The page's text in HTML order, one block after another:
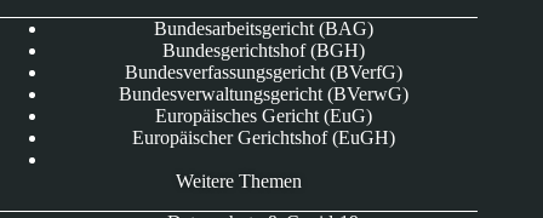
Bundesarbeitsgericht (BAG)
Bundesgerichtshof (BGH)
Bundesverfassungsgericht (BVerfG)
Bundesverwaltungsgericht (BVerwG)
Europäisches Gericht (EuG)
Europäischer Gerichtshof (EuGH)
Weitere Themen